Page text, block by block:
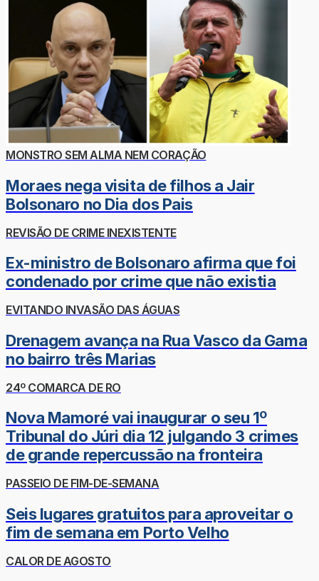
MONSTRO SEM ALMA NEM CORAÇÃO
Moraes nega visita de filhos a Jair
Bolsonaro no Dia dos Pais
REVISÃO DE CRIME INEXISTENTE
Ex-ministro de Bolsonaro afirma que foi
condenado por crime que não existia
EVITANDO INVASÃO DAS ÁGUAS
Drenagem avança na Rua Vasco da Gama
no bairro três Marias
24º COMARCA DE RO
Nova Mamoré vai inaugurar o seu 1º
Tribunal do Júri dia 12 julgando 3 crimes
de grande repercussão na fronteira
PASSEIO DE FIM-DE-SEMANA
Seis lugares gratuitos para aproveitar o
fim de semana em Porto Velho
CALOR DE AGOSTO